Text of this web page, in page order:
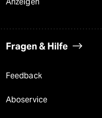
Fragen & Hilfe
Feedback
Aboservice